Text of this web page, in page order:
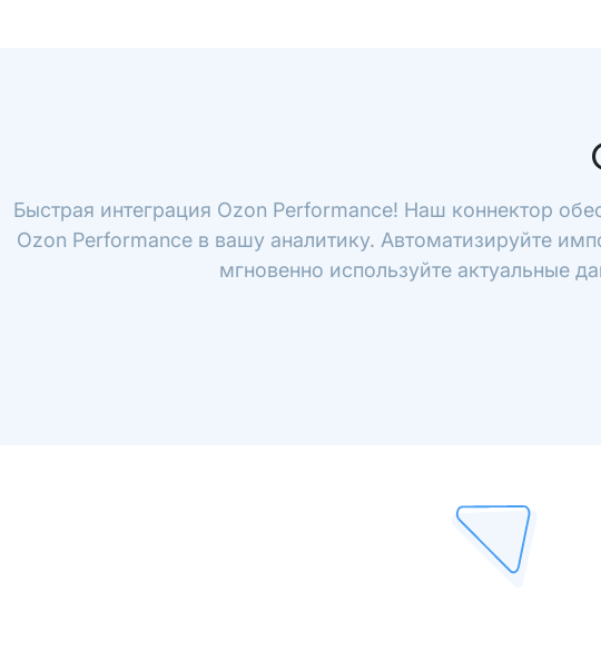
Быстрая интеграция Ozon Performance! Наш коннектор
Ozon Performance в вашу аналитику. Автоматизируйте
мгновенно используйте актуальные